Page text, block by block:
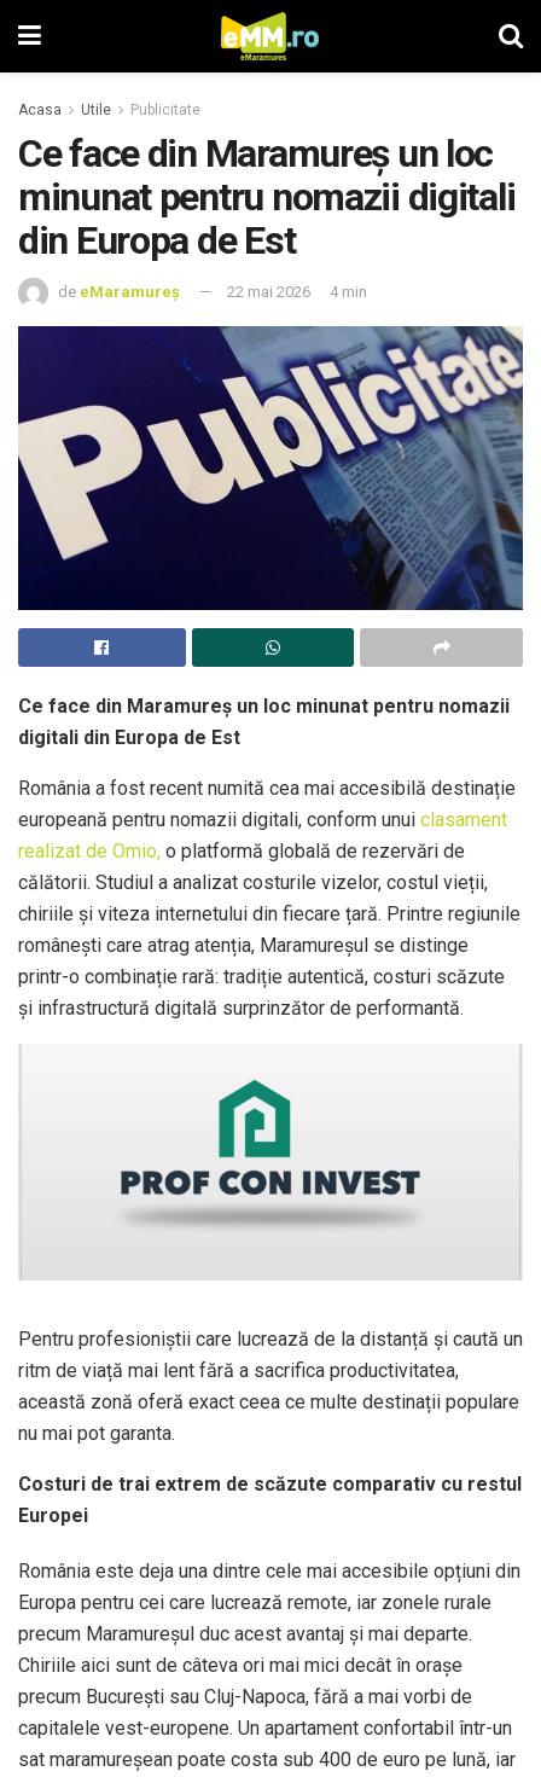
Acasa Utile Publicitate
Ce face din Maramureș un loc
minunat pentru nomazii digitali
din Europa de Est
de eMaramureș 22 mai 2026 4 min
Ce face din Maramureș un loc minunat pentru nomazii
digitali din Europa de Est
România a fost recent numită cea mai accesibilă destinație
europeană pentru nomazii digitali, conform unui clasament
realizat de Omio, o platformă globală de rezervări de
călătorii. Studiul a analizat costurile vizelor, costul vieții,
chiriile și viteza internetului din fiecare țară. Printre regiunile
românești care atrag atenția, Maramureșul se distinge
printr-o combinație rară: tradiție autentică, costuri scăzute
și infrastructură digitală surprinzător de performantă.
Pentru profesioniștii care lucrează de la distanță și caută un
ritm de viață mai lent fără a sacrifica productivitatea,
această zonă oferă exact ceea ce multe destinații populare
nu mai pot garanta.
Costuri de trai extrem de scăzute comparativ cu restul
Europei
România este deja una dintre cele mai accesibile opțiuni din
Europa pentru cei care lucrează remote, iar zonele rurale
precum Maramureșul duc acest avantaj și mai departe.
Chiriile aici sunt de câteva ori mai mici decât în orașe
precum București sau Cluj-Napoca, fără a mai vorbi de
capitalele vest-europene. Un apartament confortabil într-un
sat maramureșean poate costa sub 400 de euro pe lună, iar